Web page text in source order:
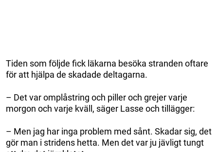
Tiden som följde fick läkarna besöka stranden oftare
för att hjälpa de skadade deltagarna.
– Det var omplåstring och piller och grejer varje
morgon och varje kväll, säger Lasse och tillägger:
– Men jag har inga problem med sånt. Skadar sig, det
gör man i stridens hetta. Men det var ju jävligt tungt